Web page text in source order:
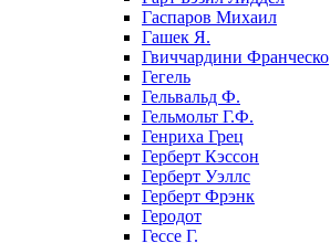
Гаспаров Михаил
Гашек Я.
Гвиччардини Франческо
Гегель
Гельвальд Ф.
Гельмольт Г.Ф.
Генриха Грец
Герберт Кэссон
Герберт Уэллс
Герберт Фрэнк
Геродот
Гессе Г.